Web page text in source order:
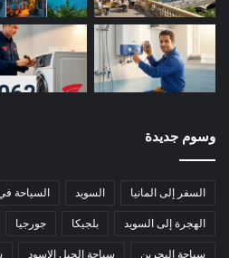
وسوم جديدة
السفر إلى المانيا السويد السياحة
الهجرة إلى السويد بلجيكا جورجيا
سياحة البحرين سياحة الجبل الاسود